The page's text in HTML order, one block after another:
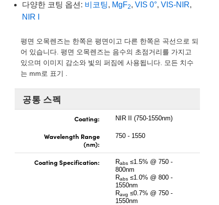
Elements (DOE)
Mechanics
and Couplers
Optical Company
Labs™
다양한 코팅 옵션: 비코팅, MgF2, VIS 0°, VIS-NIR,
NIR I
평면 오목렌즈는 한쪽은 평면이고 다른 한쪽은 곡선으로 되
어 있습니다. 평면 오목렌즈는 음수의 초점거리를 가지고
있으며 이미지 감소와 빛의 퍼짐에 사용됩니다. 모든 치수
는 mm로 표기 .
공통 스펙
Coating: NIR II (750-1550nm)
Wavelength Range
(nm):
750 - 1550
Coating Specification: Rabs≤1.5% @ 750 -
800nm
Rabs≤1.0% @ 800 -
1550nm
Ravg ≤0.7% @ 750 -
1550nm